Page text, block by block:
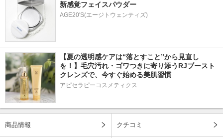
新感覚フェイスパウダー
AGE20'S(エージトウェンティズ)
【夏の透明感ケアは“落とすこと”から見直し
を！】毛穴汚れ・ゴワつきに寄り添うRJブースト
クレンズで、今すぐ始める美肌習慣
アピセラピーコスメティクス
商品情報 クチコミ